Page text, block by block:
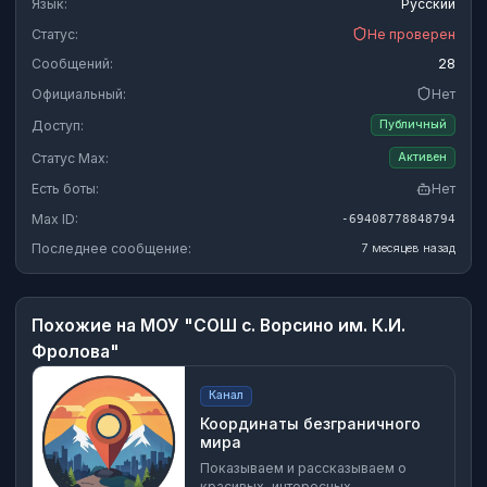
Язык:
Русский
Статус:
Не проверен
Сообщений:
28
Официальный:
Нет
Доступ:
Публичный
Статус Max: Активен
Есть боты:
Нет
Max ID:
-69408778848794
Последнее сообщение: 7 месяцев назад
Похожие на МОУ "СОШ с. Ворсино им. К.И.
Фролова"
Канал
Координаты безграничного
мира
Показываем и рассказываем о